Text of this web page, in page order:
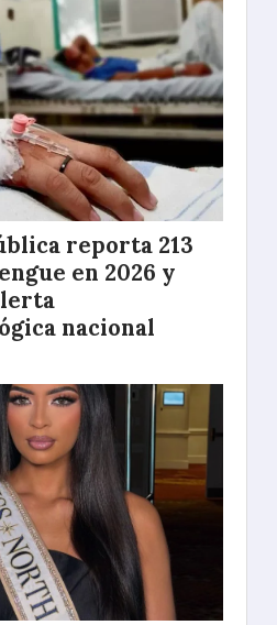
reporta 213
en 2026 y
nacional